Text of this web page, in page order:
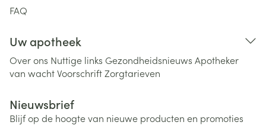
FAQ
Uw apotheek
Over ons Nuttige links Gezondheidsnieuws Apotheker
van wachtVoorschriftZorgtarieven
Nieuwsbrief
Blijf op de hoogte van nieuwe producten en promoties